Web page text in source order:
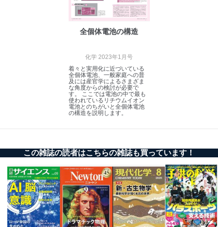
全個体電池の構造
化学 2023年1月号
着々と実用化に近づいている
全個体電池、一般家庭への普
及には産官学によるさまざま
な角度からの検討が必要で
す。 ここでは電池の中で最も
使われているリチウムイオン
電池とのちがいと全個体電池
の構造を説明します。
この雑誌の読者はこちらの雑誌も買っています！